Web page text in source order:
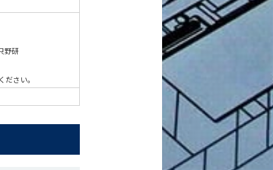
野研
ださい。